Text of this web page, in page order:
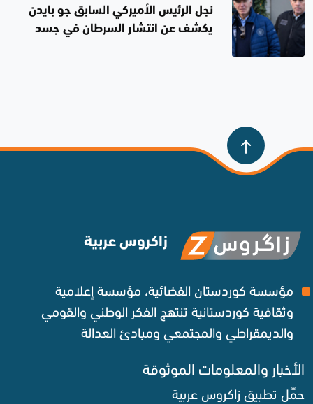
نجل الرئيس الأميركي السابق جو بايدن
يكشف عن انتشار السرطان في جسد
زاكروس عربية
مؤسسة كوردستان الفضائية، مؤسسة إعلامية
وثقافية كوردستانية تنتهج الفكر الوطني والقومي
والديمقراطي والمجتمعي ومبادئ العدالة ‌
الأخبار والمعلومات الموثوقة‌
حمِّل تطبيق زاكروس عربية